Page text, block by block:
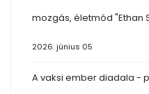
mozgás, életmód "Ethan
2026. június 05
A vaksi ember diadala -